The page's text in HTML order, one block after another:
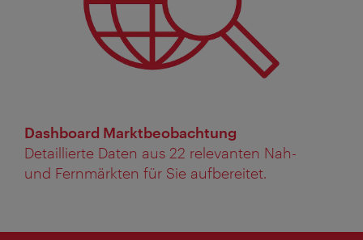
Dashboard Marktbeobachtung
Detaillierte Daten aus 22 relevanten Nah-
und Fernmärkten für Sie aufbereitet.